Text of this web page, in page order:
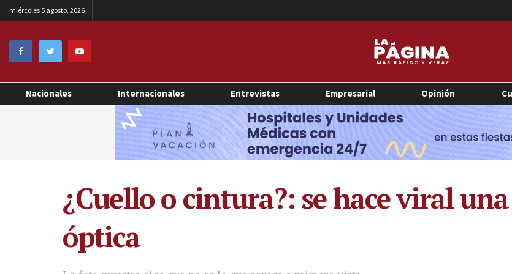
miércoles 5 agosto, 2026
Nacionales Internacionales Entrevistas Empresarial Opinión
¿Cuello o cintura?: se hace viral
óptica